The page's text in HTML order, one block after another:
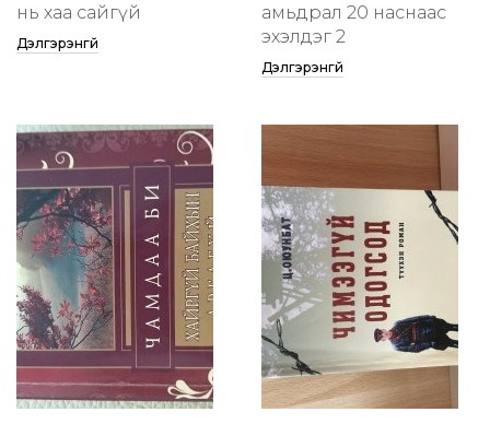
нь хаа сайгүй
Дэлгэрэнгүй
амьдрал 20 наснаас
эхэлдэг 2
Дэлгэрэнгүй